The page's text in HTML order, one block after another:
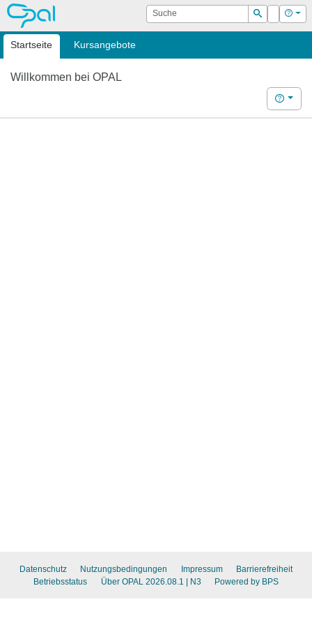
OPAL Suche
Suchen
Login Hilfe
Startseite Kursangebote
Willkommen bei OPAL
Hilfe
Datenschutz Nutzungsbedingungen Impressum
Barrierefreiheit
Betriebsstatus
Über OPAL 2026.08.1 | N3 Powered by BPS